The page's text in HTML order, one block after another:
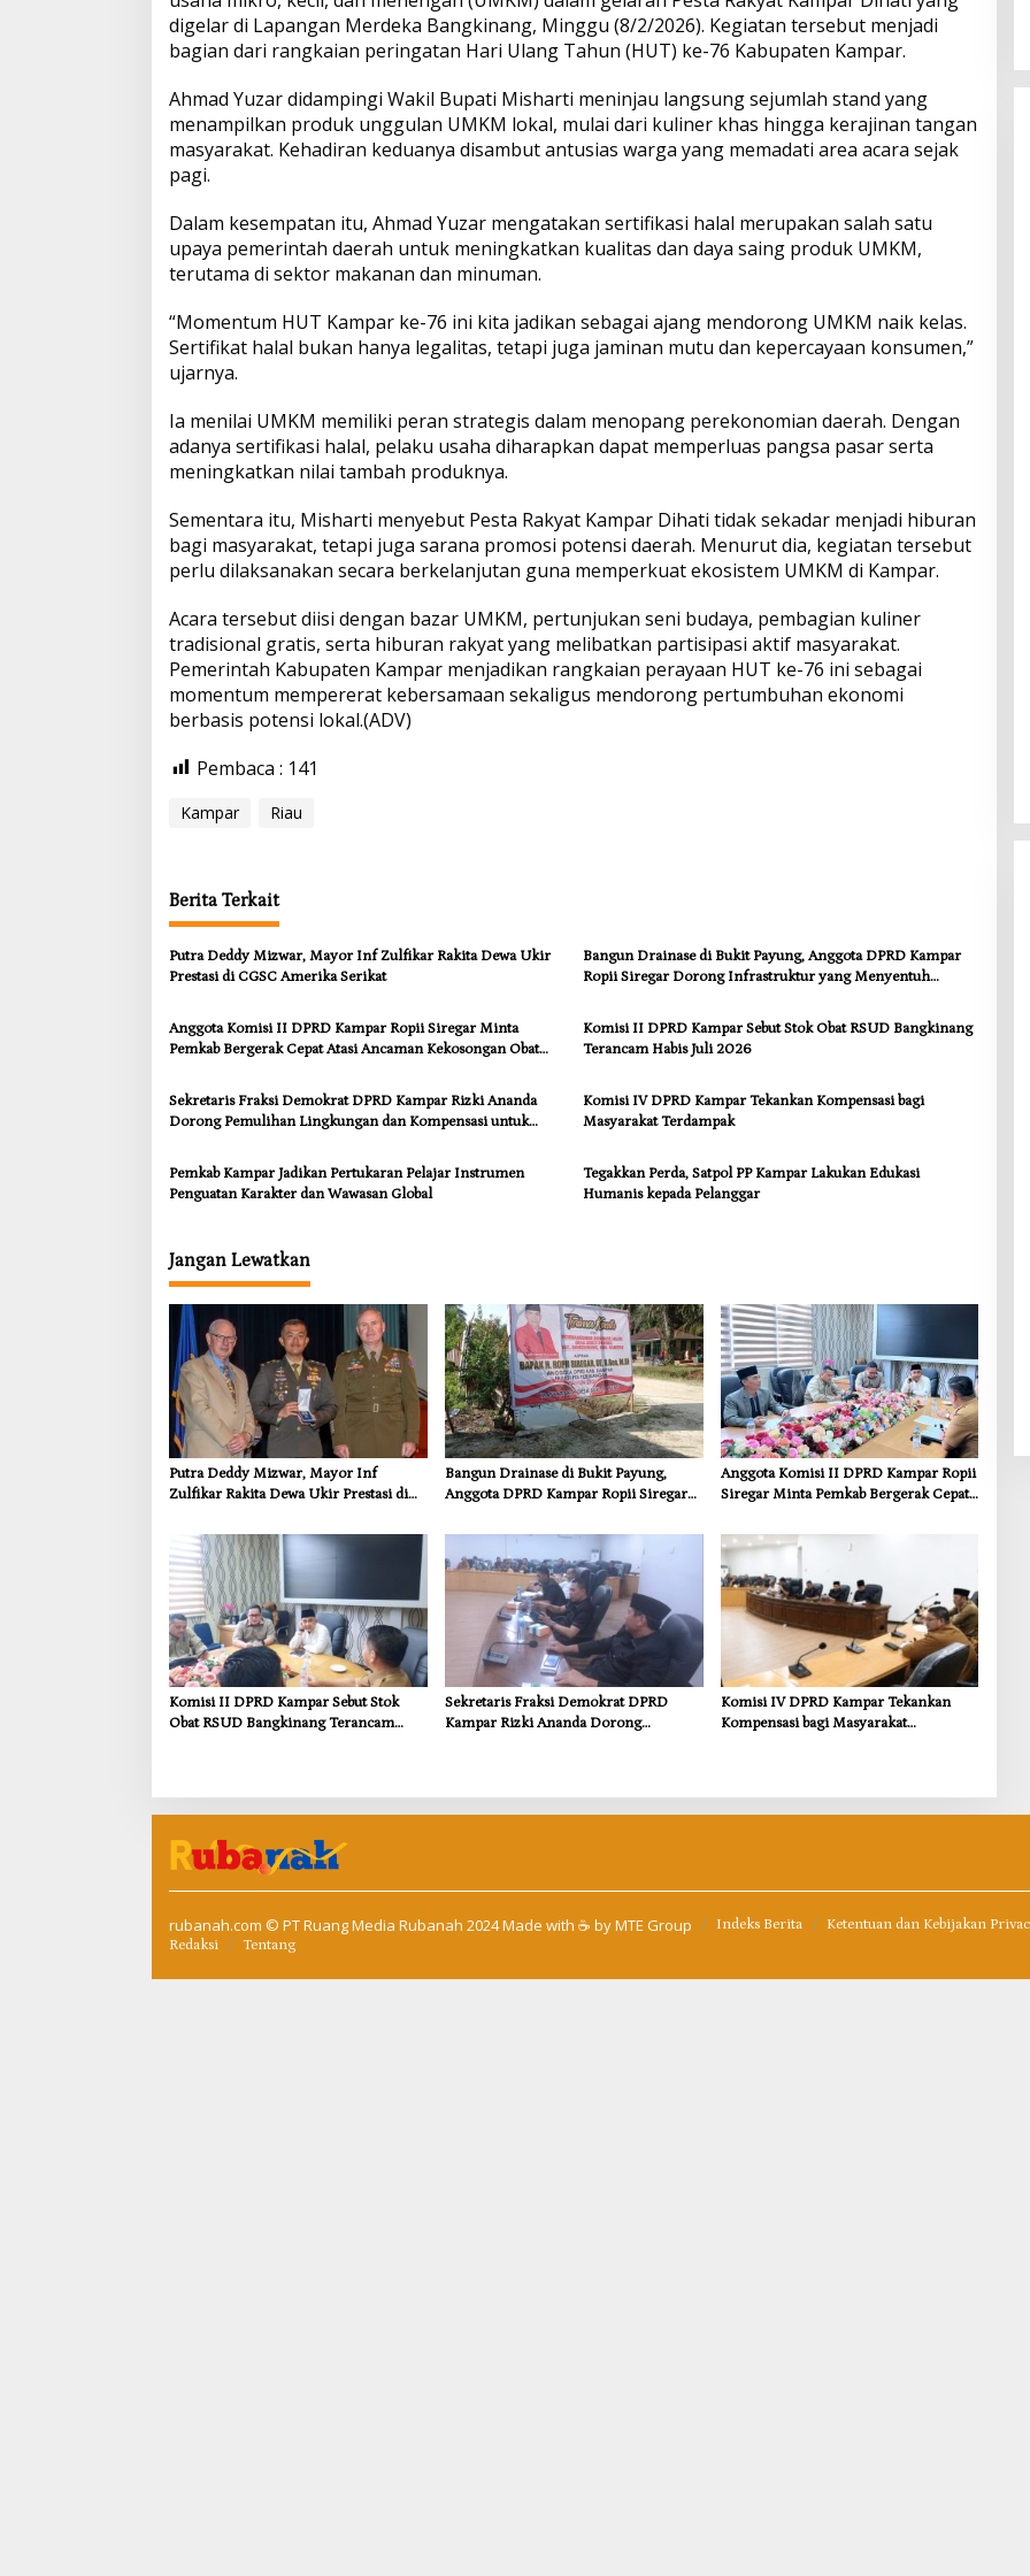
i
P
e
t
a
R
a
t
s
A
p
e
o
k
n
t
y
L
i
k
r
e
digelar di Lapangan Merdeka Bangkinang, Minggu (8/2/2026). Kegiatan tersebut menjadi
bagian dari rangkaian peringatan Hari Ulang Tahun (HUT) ke-76 Kabupaten Kampar.
Ahmad Yuzar didampingi Wakil Bupati Misharti meninjau langsung sejumlah stand yang
menampilkan produk unggulan UMKM lokal, mulai dari kuliner khas hingga kerajinan tangan
masyarakat. Kehadiran keduanya disambut antusias warga yang memadati area acara sejak
pagi.
Dalam kesempatan itu, Ahmad Yuzar mengatakan sertifikasi halal merupakan salah satu
upaya pemerintah daerah untuk meningkatkan kualitas dan daya saing produk UMKM,
terutama di sektor makanan dan minuman.
“Momentum HUT Kampar ke-76 ini kita jadikan sebagai ajang mendorong UMKM naik kelas.
Sertifikat halal bukan hanya legalitas, tetapi juga jaminan mutu dan kepercayaan konsumen,”
ujarnya.
Ia menilai UMKM memiliki peran strategis dalam menopang perekonomian daerah. Dengan
adanya sertifikasi halal, pelaku usaha diharapkan dapat memperluas pangsa pasar serta
meningkatkan nilai tambah produknya.
Sementara itu, Misharti menyebut Pesta Rakyat Kampar Dihati tidak sekadar menjadi hiburan
bagi masyarakat, tetapi juga sarana promosi potensi daerah. Menurut dia, kegiatan tersebut
perlu dilaksanakan secara berkelanjutan guna memperkuat ekosistem UMKM di Kampar.
Acara tersebut diisi dengan bazar UMKM, pertunjukan seni budaya, pembagian kuliner
tradisional gratis, serta hiburan rakyat yang melibatkan partisipasi aktif masyarakat.
Pemerintah Kabupaten Kampar menjadikan rangkaian perayaan HUT ke-76 ini sebagai
momentum mempererat kebersamaan sekaligus mendorong pertumbuhan ekonomi
berbasis potensi lokal.(ADV)
Pembaca : 141
Kampar Riau
Berita Terkait
Putra Deddy Mizwar, Mayor Inf Zulfikar Rakita Dewa Ukir
Prestasi di CGSC Amerika Serikat
Bangun Drainase di Bukit Payung, Anggota DPRD Kampar
Ropii Siregar Dorong Infrastruktur yang Menyentuh
Anggota Komisi II DPRD Kampar Ropii Siregar Minta
Pemkab Bergerak Cepat Atasi Ancaman Kekosongan Obat
Komisi II DPRD Kampar Sebut Stok Obat RSUD Bangkinang
Terancam Habis Juli 2026
Sekretaris Fraksi Demokrat DPRD Kampar Rizki Ananda
Dorong Pemulihan Lingkungan dan Kompensasi untuk
Komisi IV DPRD Kampar Tekankan Kompensasi bagi
Masyarakat Terdampak
Pemkab Kampar Jadikan Pertukaran Pelajar Instrumen
Penguatan Karakter dan Wawasan Global
Tegakkan Perda, Satpol PP Kampar Lakukan Edukasi
Humanis kepada Pelanggar
Jangan Lewatkan
Putra Deddy Mizwar, Mayor Inf
Zulfikar Rakita Dewa Ukir Prestasi di
Bangun Drainase di Bukit Payung,
Anggota DPRD Kampar Ropii Siregar
Kebutuhan Dasar
Anggota Komisi II DPRD Kampar Ropii
Siregar Minta Pemkab Bergerak Cepat
Wujudkan Kampar Dihati
Komisi II DPRD Kampar Sebut Stok
Obat RSUD Bangkinang Terancam
Sekretaris Fraksi Demokrat DPRD
Kampar Rizki Ananda Dorong
Komisi IV DPRD Kampar Tekankan
Kompensasi bagi Masyarakat
Menyentuh Kebutuhan Dasar
2026
rubanah.com © PT Ruang Media Rubanah 2024 Made with ☕ byMTE Group Indeks Berita Ketentuan dan Kebijakan
Redaksi
Tentang